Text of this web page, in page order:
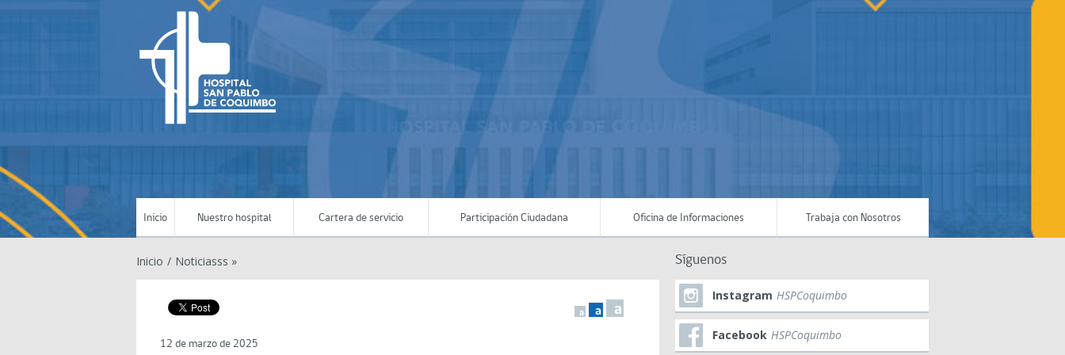
Inicio Nuestro hospital Cartera de servicio Participación Ciudadana Oficina de Informaciones Trabaja con Nosotros
Inicio / Noticiasss »
a a a
12 de marzo de 2025
Síguenos
Instagram HSPCoquimbo
Facebook HSPCoquimbo